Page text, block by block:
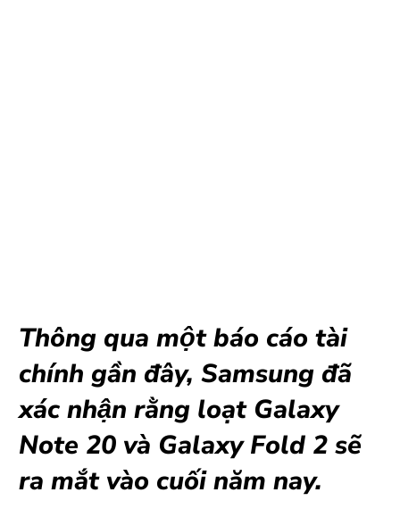
Thông qua một báo cáo tài
chính gần đây, Samsung đã
xác nhận rằng loạt Galaxy
Note 20 và Galaxy Fold 2 sẽ
ra mắt vào cuối năm nay.